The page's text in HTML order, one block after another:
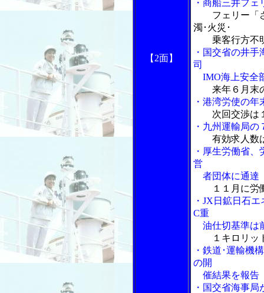
【2面】
・商船三井フ
フェリー「
濁･火災･
乗客行方不
・国交省の井
司
IMO海上安全
来年６月末
・港湾労使の
次回交渉は
・九州運輸局
有効求人数
・厚生労働省
営
者団体に通達
１１月に労
・JX日鉱日石
C重
油仕切基準は
１キロリッ
・鉄道･運輸機
の開
催結果を報告
・国交省海事